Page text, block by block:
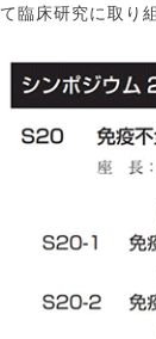
て臨床研究に取り